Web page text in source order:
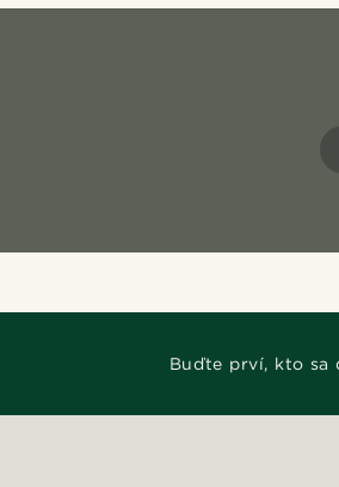
Buďte prví, kto sa